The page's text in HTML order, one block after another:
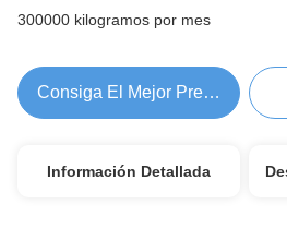
300000 kilogramos por mes
Consiga El Mejor Precio
Información Detallada